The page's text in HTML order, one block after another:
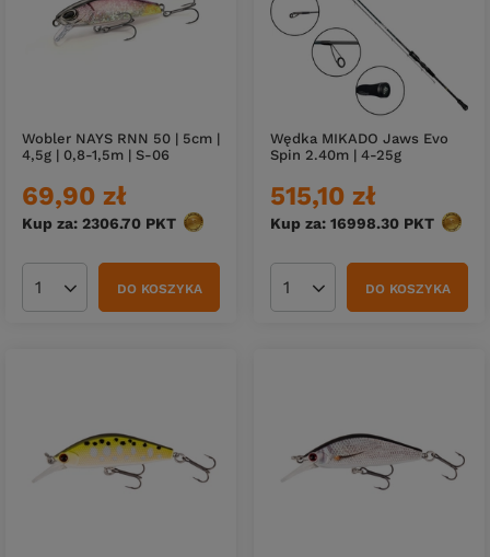
Wobler NAYS RNN 50 | 5cm |
4,5g | 0,8-1,5m | S-06
69,90 zł
Kup za: 2306.70 PKT punktów
Ilość produktówDO KOSZYKA
Wędka MIKADO Jaws Evo
Spin 2.40m | 4-25g
515,10 zł
Kup za: 16998.30 PKT
Ilość produktówDO KOSZYKA